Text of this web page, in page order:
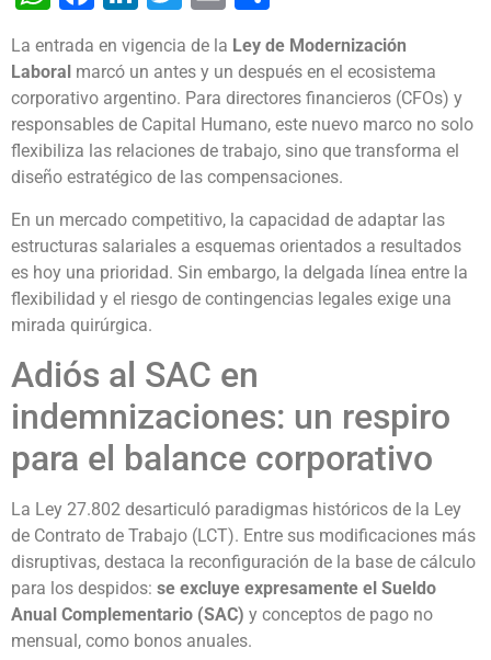
La entrada en vigencia de la Ley de Modernización
Laboral marcó un antes y un después en el ecosistema
corporativo argentino. Para directores financieros (CFOs) y
responsables de Capital Humano, este nuevo marco no solo
flexibiliza las relaciones de trabajo, sino que transforma el
diseño estratégico de las compensaciones.
En un mercado competitivo, la capacidad de adaptar las
estructuras salariales a esquemas orientados a resultados
es hoy una prioridad. Sin embargo, la delgada línea entre la
flexibilidad y el riesgo de contingencias legales exige una
mirada quirúrgica.
Adiós al SAC en
indemnizaciones: un respiro
para el balance corporativo
La Ley 27.802 desarticuló paradigmas históricos de la Ley
de Contrato de Trabajo (LCT). Entre sus modificaciones más
disruptivas, destaca la reconfiguración de la base de cálculo
para los despidos: se excluye expresamente el Sueldo
Anual Complementario (SAC) y conceptos de pago no
mensual, como bonos anuales.